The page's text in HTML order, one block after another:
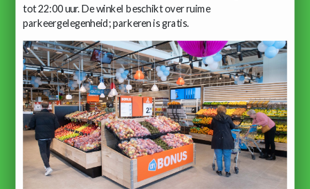
tot 22:00 uur. De winkel beschikt over ruime
parkeergelegenheid; parkeren is gratis.